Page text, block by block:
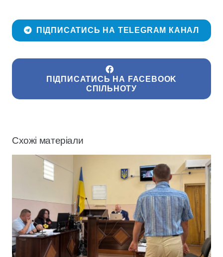
ПІДПИСАТИСЬ НА TELEGRAM КАНАЛ
ПІДПИСАТИСЬ НА FACEBOOK
СПІЛЬНОТУ
Схожі матеріали